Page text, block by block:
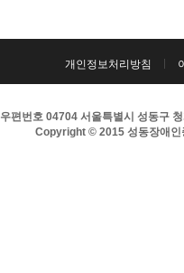
개인정보처리방침
우편번호 04704 서울특별시 성동구
Copyright © 2015 성동장애